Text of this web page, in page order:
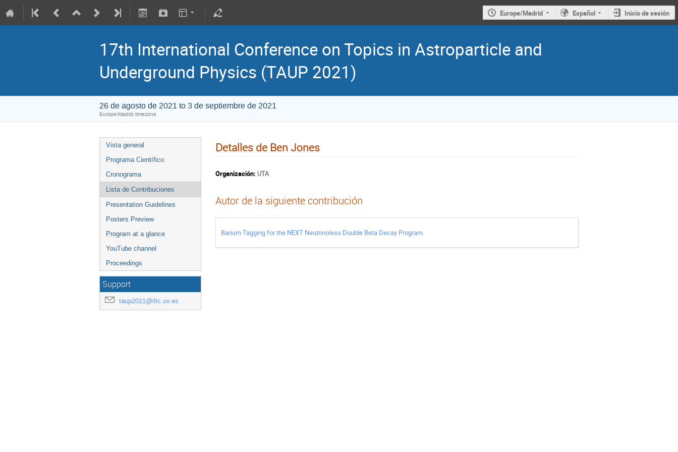
Europe/Madrid Español Inicio de sesión
17th International Conference on Topics in Astroparticle and
Underground Physics (TAUP 2021)
26 de agosto de 2021 to 3 de septiembre de 2021
Europe/Madrid timezone
Vista general
Programa Científico
Cronograma
Lista de Contribuciones
Presentation Guidelines
Posters Preview
Program at a glance
YouTube channel
Proceedings
Support
taup2021@ific.uv.es
Detalles de Ben Jones
Organización: UTA
Autor de la siguiente contribución
Barium Tagging for the NEXT Neutrinoless Double Beta Decay Program